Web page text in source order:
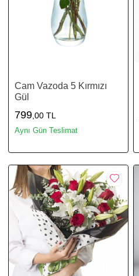
Cam Vazoda 5 Kırmızı
Gül
799,00 TL
Aynı Gün Teslimat